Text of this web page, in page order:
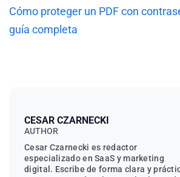
Cómo proteger un PDF con
guía completa
CESAR CZARNECKI
AUTHOR
Cesar Czarnecki es redactor
especializado en SaaS y marketing
digital. Escribe de forma clara y